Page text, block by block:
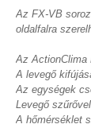
Az FX-VB
oldalfalra
Az ActionClima
A levegő
Az egységek
Levegő
A hőmérséklet